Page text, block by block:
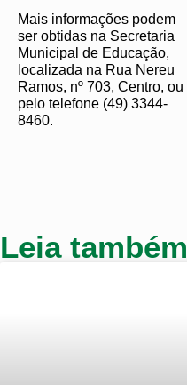
Mais informações podem
ser obtidas na Secretaria
Municipal de Educação,
localizada na Rua Nereu
Ramos, nº 703, Centro, ou
pelo telefone (49) 3344-
8460.
Leia também